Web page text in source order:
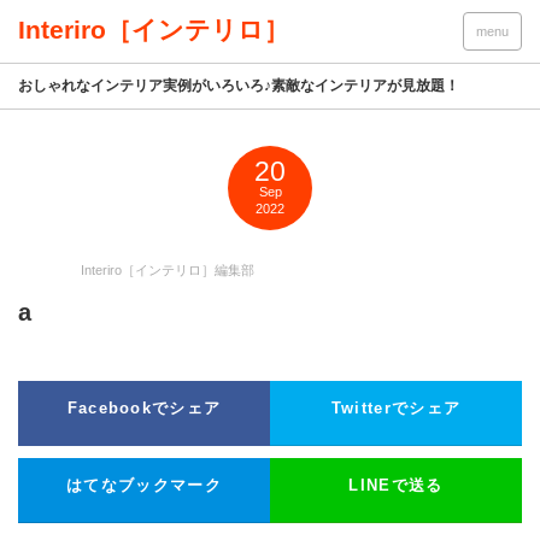
Interiro［インテリロ］ menu
おしゃれなインテリア実例がいろいろ♪素敵なインテリアが見放題！
20
Sep
2022
Interiro［インテリロ］編集部
a
Facebookでシェア Twitterでシェア
はてなブックマーク LINEで送る